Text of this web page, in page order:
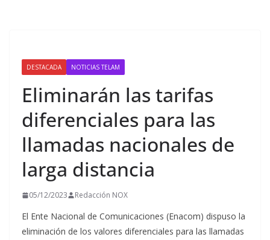
DESTACADA NOTICIAS TELAM
Eliminarán las tarifas
diferenciales para las
llamadas nacionales de
larga distancia
05/12/2023 Redacción NOX
El Ente Nacional de Comunicaciones (Enacom) dispuso la
eliminación de los valores diferenciales para las llamadas